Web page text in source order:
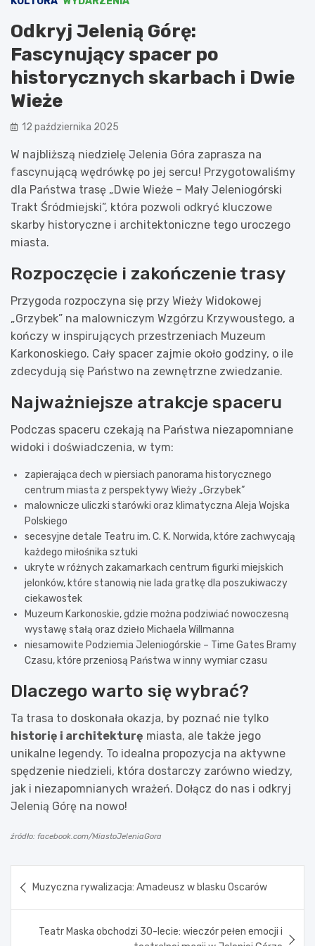
Odkryj Jelenią Górę:
Fascynujący spacer po
historycznych skarbach i Dwie
Wieże
12 października 2025
W najbliższą niedzielę Jelenia Góra zaprasza na
fascynującą wędrówkę po jej sercu! Przygotowaliśmy
dla Państwa trasę „Dwie Wieże – Mały Jeleniogórski
Trakt Śródmiejski”, która pozwoli odkryć kluczowe
skarby historyczne i architektoniczne tego uroczego
miasta.
Rozpoczęcie i zakończenie trasy
Przygoda rozpoczyna się przy Wieży Widokowej
„Grzybek” na malowniczym Wzgórzu Krzywoustego, a
kończy w inspirujących przestrzeniach Muzeum
Karkonoskiego. Cały spacer zajmie około godziny, o ile
zdecydują się Państwo na zewnętrzne zwiedzanie.
Najważniejsze atrakcje spaceru
Podczas spaceru czekają na Państwa niezapomniane
widoki i doświadczenia, w tym:
zapierająca dech w piersiach panorama historycznego
centrum miasta z perspektywy Wieży „Grzybek”
malownicze uliczki starówki oraz klimatyczna Aleja Wojska
Polskiego
secesyjne detale Teatru im. C. K. Norwida, które zachwycają
każdego miłośnika sztuki
ukryte w różnych zakamarkach centrum figurki miejskich
jelonków, które stanowią nie lada gratkę dla poszukiwaczy
ciekawostek
Muzeum Karkonoskie, gdzie można podziwiać nowoczesną
wystawę stałą oraz dzieło Michaela Willmanna
niesamowite Podziemia Jeleniogórskie – Time Gates Bramy
Czasu, które przeniosą Państwa w inny wymiar czasu
Dlaczego warto się wybrać?
Ta trasa to doskonała okazja, by poznać nie tylko
historię i architekturę miasta, ale także jego
unikalne legendy. To idealna propozycja na aktywne
spędzenie niedzieli, która dostarczy zarówno wiedzy,
jak i niezapomnianych wrażeń. Dołącz do nas i odkryj
Jelenią Górę na nowo!
źródło: facebook.com/MiastoJeleniaGora
wpisu
Muzyczna rywalizacja: Amadeusz w blasku Oscarów
Teatr Maska obchodzi 30-lecie: wieczór pełen emocji i